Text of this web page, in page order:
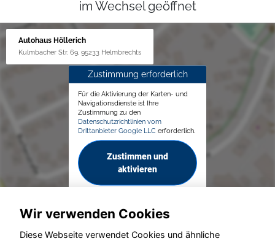
im Wechsel geöffnet
Autohaus Höllerich
Kulmbacher Str. 69, 95233 Helmbrechts
Zustimmung erforderlich
Für die Aktivierung der Karten- und
Navigationsdienste ist Ihre
Zustimmung zu den
Datenschutzrichtlinien vom
Drittanbieter Google LLC erforderlich.
Zustimmen und
aktivieren
Wir verwenden Cookies
Diese Webseite verwendet Cookies und ähnliche